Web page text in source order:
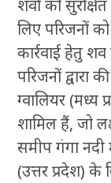
शवों को
लिए परिजनों
कार्रवाई हेतु
परिजनों
ग्वालियर (मध्य
शामिल हैं, जो
समीप गंगा
(उत्तर प्रदेश) के